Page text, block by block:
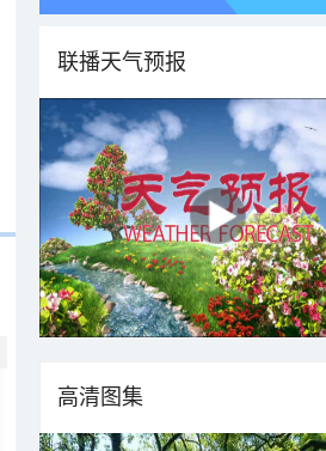
联播天气预报
高清图集